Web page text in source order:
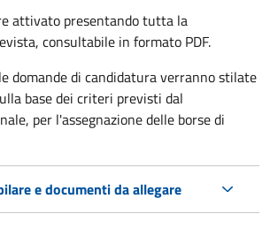
attivato presentando tutta la
consultabile in formato PDF.
domande di candidatura verranno stilate
base dei criteri previsti dal
per l'assegnazione delle borse di
e documenti da allegare